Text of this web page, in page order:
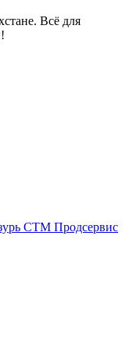
Всё для
СТМ Продсервис